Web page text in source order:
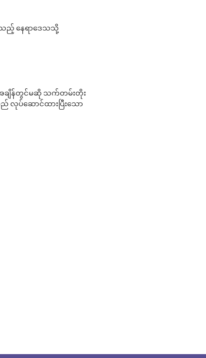
သည့် နေရာဒေသသို့
ည့်အချိန်တွင်မဆို သက်တမ်းတိုး
လုပ်ဆောင်ထားပြီးသော